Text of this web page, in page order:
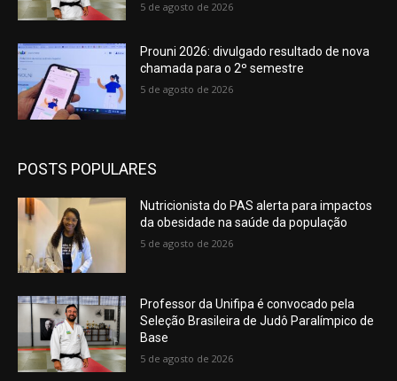
5 de agosto de 2026
Prouni 2026: divulgado resultado de nova
chamada para o 2º semestre
5 de agosto de 2026
POSTS POPULARES
Nutricionista do PAS alerta para impactos
da obesidade na saúde da população
5 de agosto de 2026
Professor da Unifipa é convocado pela
Seleção Brasileira de Judô Paralímpico de
Base
5 de agosto de 2026